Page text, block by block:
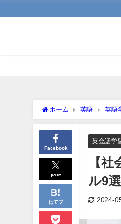
ホーム 英語 英語
Facebook
post
はてブ
英会話学
【
ル9選
2024-